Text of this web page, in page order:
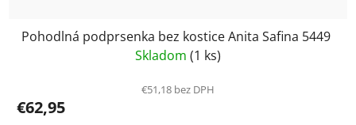
Pohodlná podprsenka bez kostice Anita Safina 5449
Skladom (1 ks)
€51,18 bez DPH
€62,95